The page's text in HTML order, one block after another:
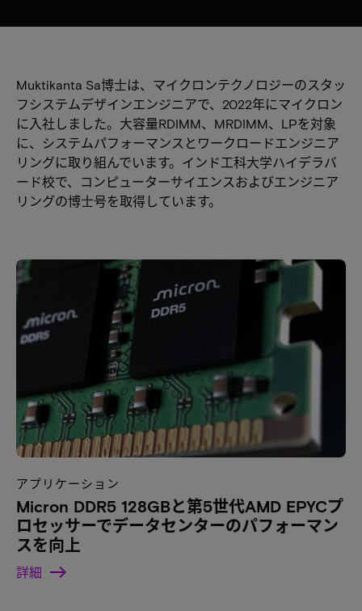
Muktikanta Sa博士は、マイクロンテクノロジーのスタッ
フシステムデザインエンジニアで、2022年にマイクロン
に入社しました。大容量RDIMM、MRDIMM、LPを対象
に、システムパフォーマンスとワークロードエンジニア
リングに取り組んでいます。インド工科大学ハイデラバ
ード校で、コンピューターサイエンスおよびエンジニア
リングの博士号を取得しています。
アプリケーション
Micron DDR5 128GBと第5世代AMD EPYCプ
ロセッサーでデータセンターのパフォーマン
スを向上
詳細